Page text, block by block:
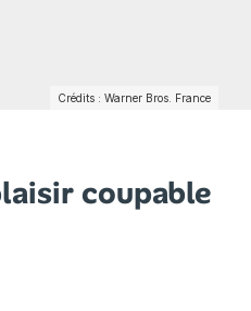
Crédits : Warner Bros. France
coupable